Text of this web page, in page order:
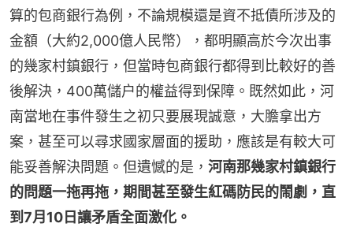
算的包商銀行為例，不論規模還是資不抵債所涉及的
金額（大約2,000億人民幣），都明顯高於今次出事
的幾家村鎮銀行，但當時包商銀行都得到比較好的善
後解決，400萬儲户的權益得到保障。既然如此，河
南當地在事件發生之初只要展現誠意，大膽拿出方
案，甚至可以尋求國家層面的援助，應該是有較大可
能妥善解決問題。但遺憾的是， 河南那幾家村鎮銀行
的問題一拖再拖，期間甚至發生紅碼防民的鬧劇，直
到7月10日讓矛盾全面激化。